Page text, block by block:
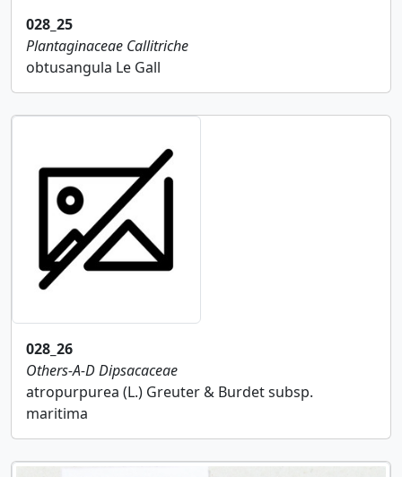
028_25
Plantaginaceae Callitriche
obtusangula Le Gall
028_26
Others-A-DDipsacaceae
atropurpurea (L.) Greuter & Burdet subsp.
maritima